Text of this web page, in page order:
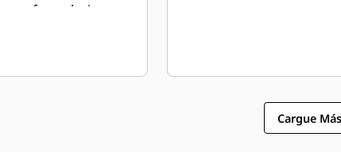
formulaciones
Cargue Más